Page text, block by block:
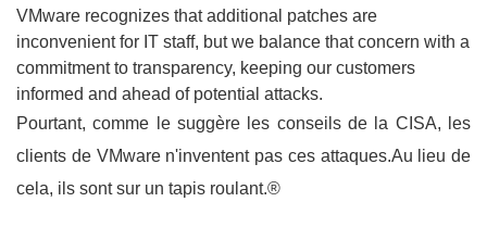
VMware recognizes that additional patches are
inconvenient for IT staff, but we balance that concern with a
commitment to transparency, keeping our customers
informed and ahead of potential attacks.
Pourtant, comme le suggère les conseils de la CISA, les
clients de VMware n'inventent pas ces attaques.Au lieu de
cela, ils sont sur un tapis roulant.®